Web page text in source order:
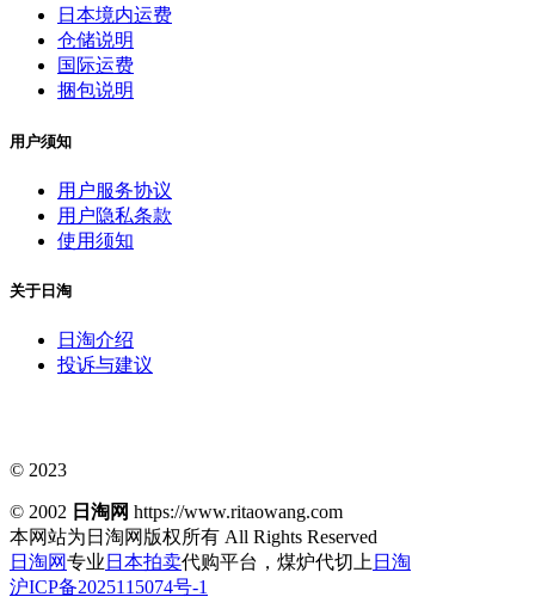
日本境内运费
仓储说明
国际运费
捆包说明
用户须知
用户服务协议
用户隐私条款
使用须知
关于日淘
日淘介绍
投诉与建议
© 2023
© 2002 日淘网 https://www.ritaowang.com
本网站为日淘网版权所有 All Rights Reserved
日淘网专业 日本拍卖代购平台，煤炉代切上 日淘
沪ICP备2025115074号-1